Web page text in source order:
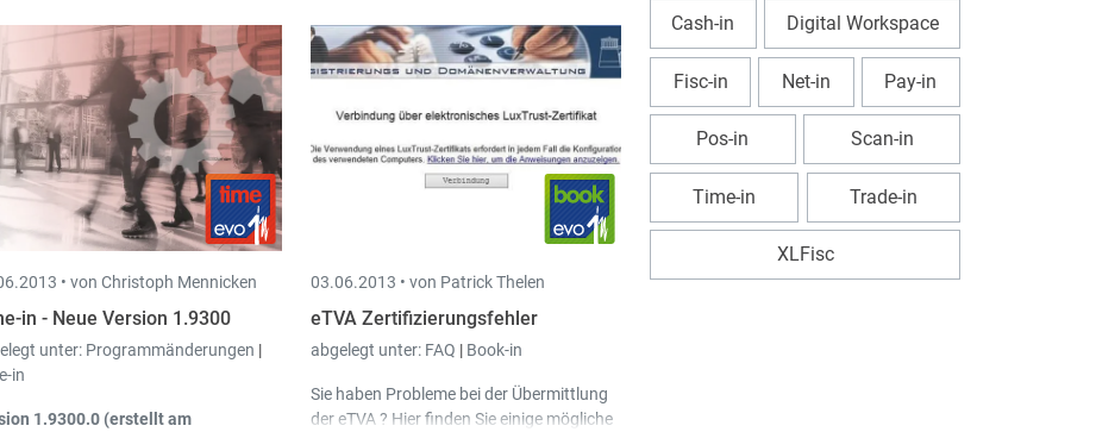
an den Mail-Ausdruck zu hängen
Sammelfakturation pro Kundenkarte
ermöglicht.
• von Christoph Mennicken
in - Neue Version 1.9300
unter: Programmänderungen |
in
1.9300.0 (erstellt am
03.06.2013 • von Patrick Thelen
eTVA Zertifizierungsfehler
abgelegt unter: FAQ | Book-in
Sie haben Probleme bei der Übermittlung
der eTVA ? Hier finden Sie einige mögliche
Cash-in Digital Workspace
Fisc-in Net-in Pay-in
Pos-in Scan-in
Time-in Trade-in
XLFisc